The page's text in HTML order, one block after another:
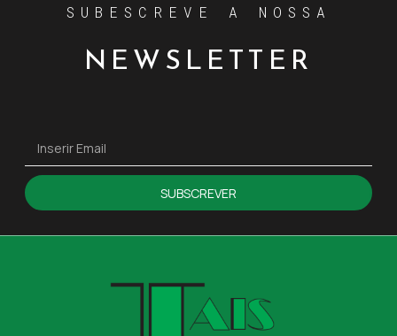
SUBESCREVE A NOSSA
NEWSLETTER
SUBSCREVER